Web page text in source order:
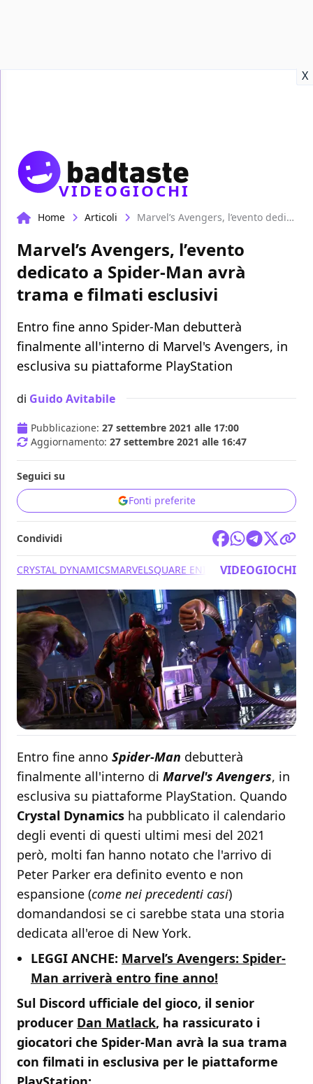
X
VIDEOGIOCHI
Home Articoli Marvel’s Avengers, l’evento dedicato a Spider-Man avrà trama e filmati esclusivi
Marvel’s Avengers, l’evento
dedicato a Spider-Man avrà
trama e filmati esclusivi
Entro fine anno Spider-Man debutterà
finalmente all'interno di Marvel's Avengers, in
esclusiva su piattaforme PlayStation
di Guido Avitabile
Pubblicazione: 27 settembre 2021 alle 17:00
Aggiornamento: 27 settembre 2021 alle 16:47
Seguici su
Fonti preferite
Condividi
CRYSTAL DYNAMICSMARVELSQUARE ENIX MARVEL'S AVENGERS
VIDEOGIOCHI
Entro fine anno Spider-Man debutterà
finalmente all'interno di Marvel's Avengers, in
esclusiva su piattaforme PlayStation. Quando
Crystal Dynamics ha pubblicato il calendario
degli eventi di questi ultimi mesi del 2021
però, molti fan hanno notato che l'arrivo di
Peter Parker era definito evento e non
espansione (come nei precedenti casi)
domandandosi se ci sarebbe stata una storia
dedicata all'eroe di New York.
LEGGI ANCHE: Marvel’s Avengers: Spider-
Man arriverà entro fine anno!
Sul Discord ufficiale del gioco, il senior
producer Dan Matlack, ha rassicurato i
giocatori che Spider-Man avrà la sua trama
con filmati in esclusiva per le piattaforme